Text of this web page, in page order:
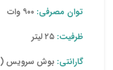
توان مصرفی:
ظرفیت:
گارانتی: بوش سرویس (44 ماه)